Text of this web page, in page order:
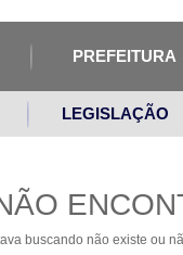
PREFEITURA
LEGISLAÇÃO
buscando não existe ou